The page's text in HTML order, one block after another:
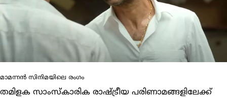
മാമന്നൻ സിനിമയിലെ രംഗം
തമിളക സാംസ്‌കാരിക രാഷ്ട്രീയ പരിണാമങ്ങളിലേക്ക്